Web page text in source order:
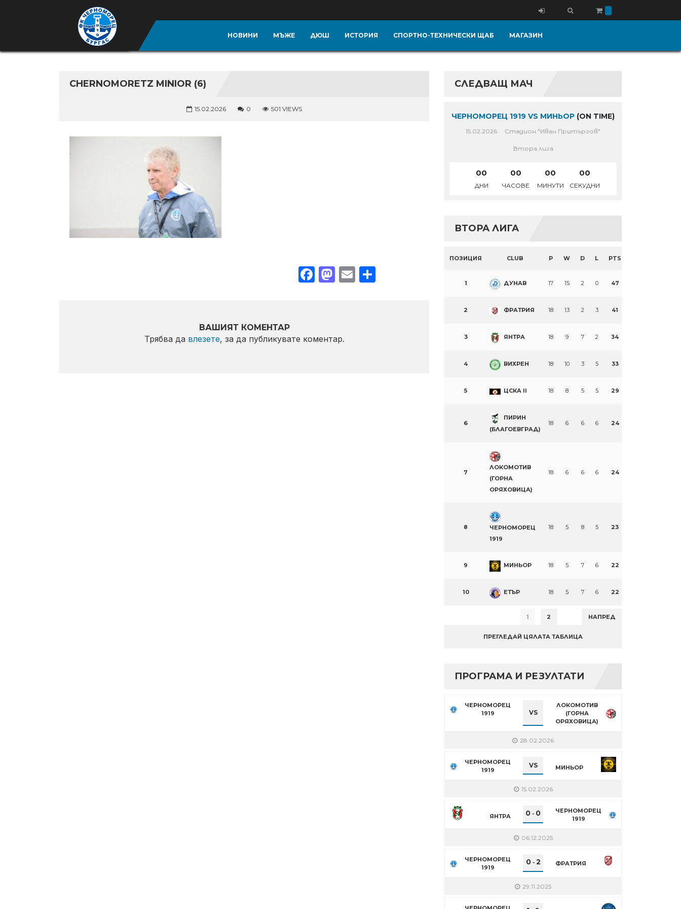
НОВИНИ МЪЖЕ ДЮШ ИСТОРИЯ СПОРТНО-ТЕХНИЧЕСКИ ЩАБ МАГАЗИН
CHERNOMORETZ MINIOR (6)
15.02.2026 0 501 VIEWS
Facebook
Mastodon
EmailShare
ВАШИЯТ КОМЕНТАР
Трябва да влезете, за да публикувате коментар.
СЛЕДВАЩ МАЧ
ЧЕРНОМОРЕЦ 1919 VS МИНЬОР (ON TIME)
15.02.2026 Стадион "Иван Притъргов"
Втора лига
00
ДНИ
00
ЧАСОВЕ
00
МИНУТИ
00
СЕКУДНИ
ВТОРА ЛИГА
ПОЗИЦИЯ CLUB P W D L PTS
1 ДУНАВ 17 15 2 0 47
2 ФРАТРИЯ 18 13 2 3 41
3 ЯНТРА 18 9 7 2 34
4 ВИХРЕН 18 10 3 5 33
5 ЦСКА II 18 8 5 5 29
6
ПИРИН
(БЛАГОЕВГРАД)
18 6 6 6 24
7
ЛОКОМОТИВ
(ГОРНА
ОРЯХОВИЦА)
18 6 6 6 24
8
ЧЕРНОМОРЕЦ
1919
18 5 8 5 23
9 МИНЬОР 18 5 7 6 22
10 ЕТЪР 18 5 7 6 22
1 2 НАПРЕД
ПРЕГЛЕДАЙ ЦЯЛАТА ТАБЛИЦА
ПРОГРАМА И РЕЗУЛТАТИ
ЧЕРНОМОРЕЦ
1919
VS
ЛОКОМОТИВ
(ГОРНА
ОРЯХОВИЦА)
28.02.2026
ЧЕРНОМОРЕЦ
1919
VS МИНЬОР
15.02.2026
ЯНТРА 0 - 0
ЧЕРНОМОРЕЦ
1919
06.12.2025
ЧЕРНОМОРЕЦ
1919
0- 2 ФРАТРИЯ
29.11.2025